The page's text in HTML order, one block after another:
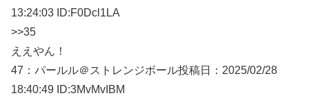
13:24:03 ID:F0Dcl1LA
>>35
ええやん！
47： パールル＠ストレンジボール投稿日：2025/02/28
18:40:49 ID:3MvMvIBM